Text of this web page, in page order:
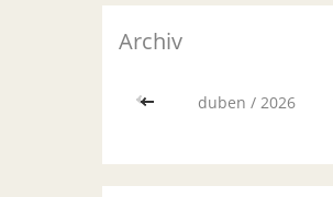
Archiv
<< duben / 2026